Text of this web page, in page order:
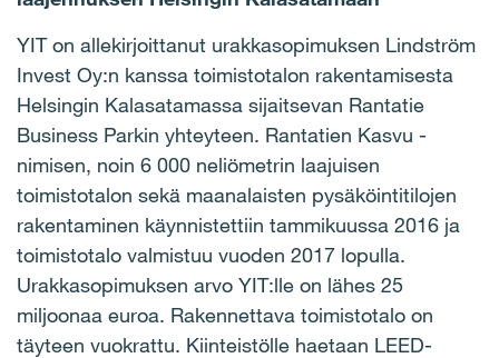
YIT on allekirjoittanut urakkasopimuksen Lindström
Invest Oy:n kanssa toimistotalon rakentamisesta
Helsingin Kalasatamassa sijaitsevan Rantatie
Business Parkin yhteyteen. Rantatien Kasvu -
nimisen, noin 6 000 neliömetrin laajuisen
toimistotalon sekä maanalaisten pysäköintitilojen
rakentaminen käynnistettiin tammikuussa 2016 ja
toimistotalo valmistuu vuoden 2017 lopulla.
Urakkasopimuksen arvo YIT:lle on lähes 25
miljoonaa euroa. Rakennettava toimistotalo on
täyteen vuokrattu. Kiinteistölle haetaan LEED-